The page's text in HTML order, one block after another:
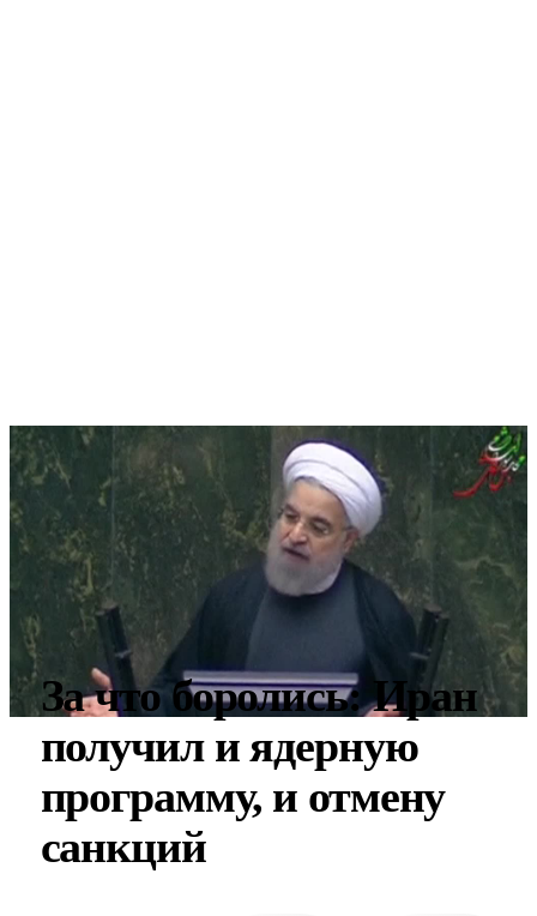
За что боролись: Иран
получил и ядерную
программу, и отмену
санкций